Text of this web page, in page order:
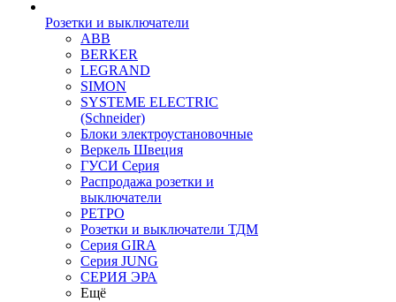
Розетки и выключатели
ABB
BERKER
LEGRAND
SIMON
SYSTEME ELECTRIC
(Schneider)
Блоки электроустановочные
Веркель Швеция
ГУСИ Серия
Распродажа розетки и
выключатели
РЕТРО
Розетки и выключатели ТДМ
Серия GIRA
Серия JUNG
СЕРИЯ ЭРА
Ещё